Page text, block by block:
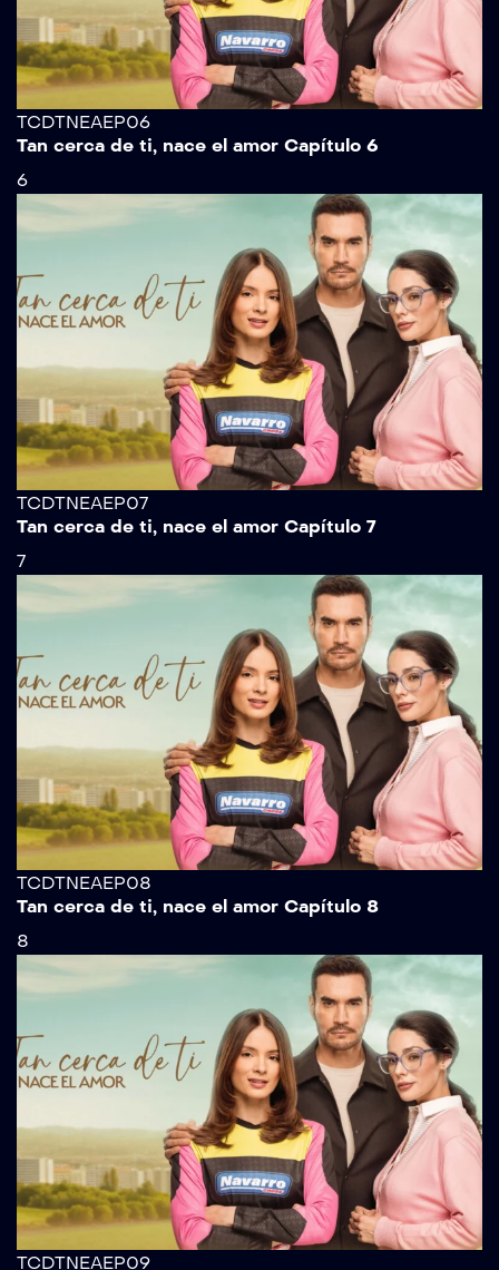
TCDTNEAEP06
Tan cerca de ti, nace el amor Capítulo 6
6
TCDTNEAEP07
Tan cerca de ti, nace el amor Capítulo 7
7
TCDTNEAEP08
Tan cerca de ti, nace el amor Capítulo 8
8
TCDTNEAEP09